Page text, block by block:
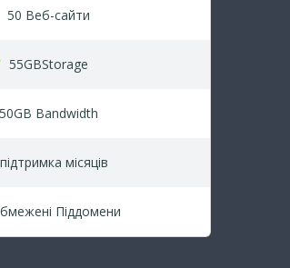
50 Веб-сайти
55GBStorage
50GB Bandwidth
місяців
Піддомени